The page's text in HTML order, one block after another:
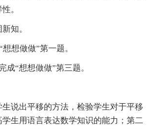
。
知。
想做做”第一题。
成“想想做做”第三题。
说出平移的方法，检验学生对于平移
生用语言表达数学知识的能力；第二